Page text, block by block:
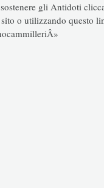
gli Antidoti
sito o utilizzando questo